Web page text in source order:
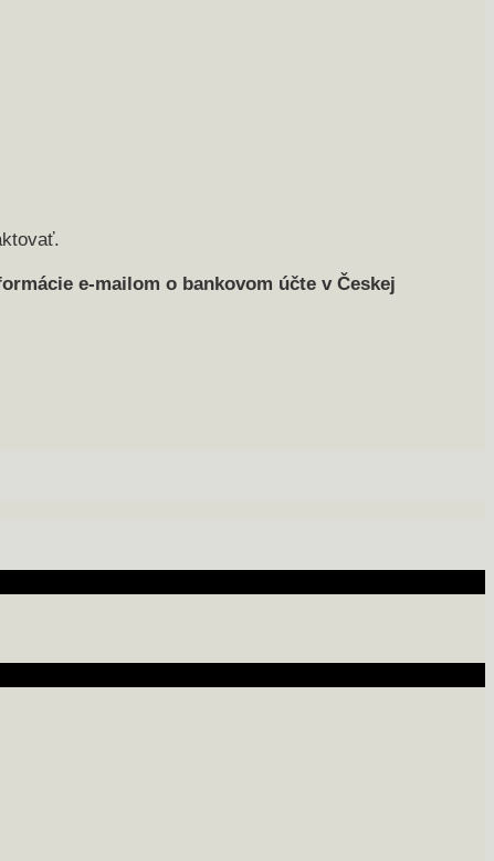
e-mailom o bankovom účte v Českej